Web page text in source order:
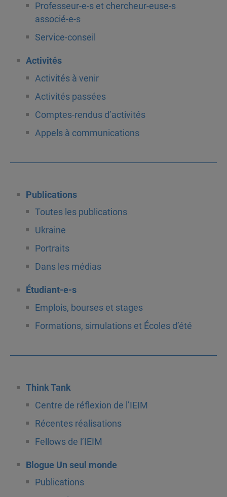
Professeur-e-s et chercheur-euse-s
associé-e-s
Service-conseil
Activités
Activités à venir
Activités passées
Comptes-rendus d’activités
Appels à communications
Publications
Toutes les publications
Ukraine
Portraits
Dans les médias
Étudiant-e-s
Emplois, bourses et stages
Formations, simulations et Écoles d’été
Think Tank
Centre de réflexion de l’IEIM
Récentes réalisations
Fellows de l’IEIM
Blogue Un seul monde
Publications